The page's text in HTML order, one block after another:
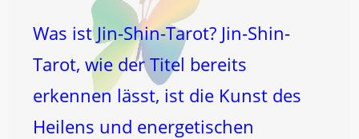
Was ist Jin-Shin-Tarot? Jin-Shin-
Tarot, wie der Titel bereits
erkennen lässt, ist die Kunst des
Heilens und energetischen